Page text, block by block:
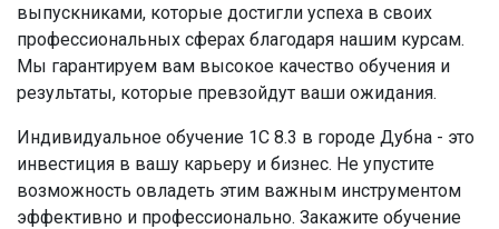
выпускниками, которые достигли успеха в своих
профессиональных сферах благодаря нашим курсам.
Мы гарантируем вам высокое качество обучения и
результаты, которые превзойдут ваши ожидания.
Индивидуальное обучение 1С 8.3 в городе Дубна - это
инвестиция в вашу карьеру и бизнес. Не упустите
возможность овладеть этим важным инструментом
эффективно и профессионально. Закажите обучение